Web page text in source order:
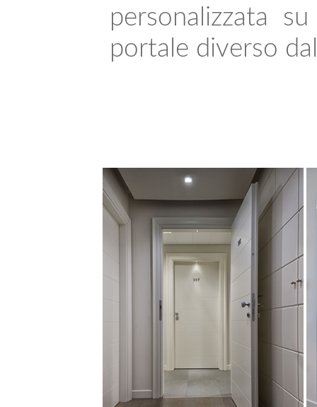
personalizzata
portale diverso